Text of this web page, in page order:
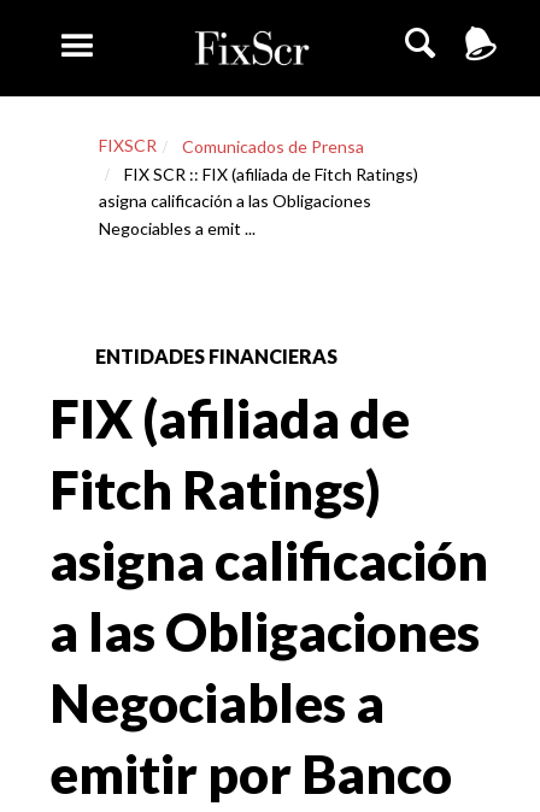
FIXSCR
Comunicados de Prensa
FIX SCR :: FIX (afiliada de Fitch Ratings)
asigna calificación a las Obligaciones
Negociables a emit ...
ENTIDADES FINANCIERAS
FIX (afiliada de
Fitch Ratings)
asigna calificación
a las Obligaciones
Negociables a
emitir por Banco